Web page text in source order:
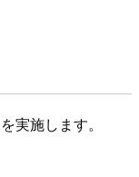
実施します。